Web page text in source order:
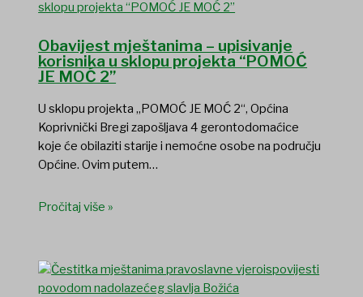
Obavijest mještanima – upisivanje
korisnika u sklopu projekta “POMOĆ
JE MOĆ 2”
U sklopu projekta „POMOĆ JE MOĆ 2“, Općina
Koprivnički Bregi zapošljava 4 gerontodomaćice
koje će obilaziti starije i nemoćne osobe na području
Općine. Ovim putem…
Pročitaj više »